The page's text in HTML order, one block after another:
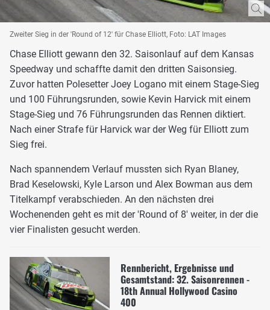
Zweiter Sieg in der 'Round of 12' für Chase Elliott, Foto: LAT Images
Chase Elliott gewann den 32. Saisonlauf auf dem Kansas
Speedway und schaffte damit den dritten Saisonsieg.
Zuvor hatten Polesetter Joey Logano mit einem Stage-Sieg
und 100 Führungsrunden, sowie Kevin Harvick mit einem
Stage-Sieg und 76 Führungsrunden das Rennen diktiert.
Nach einer Strafe für Harvick war der Weg für Elliott zum
Sieg frei.
Nach spannendem Verlauf mussten sich Ryan Blaney,
Brad Keselowski, Kyle Larson und Alex Bowman aus dem
Titelkampf verabschieden. An den nächsten drei
Wochenenden geht es mit der 'Round of 8' weiter, in der die
vier Finalisten gesucht werden.
Rennbericht, Ergebnisse und
Gesamtstand: 32. Saisonrennen -
18th Annual Hollywood Casino
400